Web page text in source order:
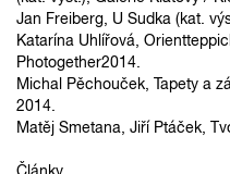
Jan Freiberg, U Sudka (kat.
Katarína Uhlířová,
Photogether2014.
Michal Pěchouček, Tapety a
2014.
Matěj Smetana, Jiří Ptáček,